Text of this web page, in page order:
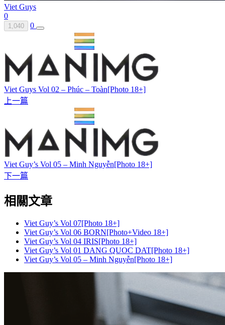
Viet Guys
0
1,040 0
Viet Guys Vol 02 – Phúc – Toàn[Photo 18+]
上一篇
Viet Guy’s Vol 05 – Minh Nguyễn[Photo 18+]
下一篇
相關文章
Viet Guy’s Vol 07[Photo 18+]
Viet Guy’s Vol 06 BORN[Photo+Video 18+]
Viet Guy’s Vol 04 IRIS[Photo 18+]
Viet Guy’s Vol 01 DANG QUOC DAT[Photo 18+]
Viet Guy’s Vol 05 – Minh Nguyễn[Photo 18+]